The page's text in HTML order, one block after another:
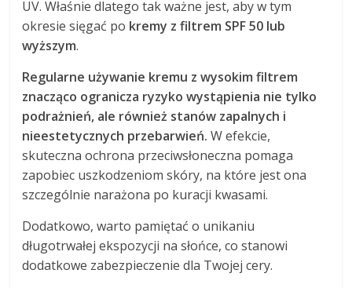
UV. Właśnie dlatego tak ważne jest, aby w tym
okresie sięgać po kremy z filtrem SPF 50 lub
wyższym.
Regularne używanie kremu z wysokim filtrem
znacząco ogranicza ryzyko wystąpienia nie tylko
podrażnień, ale również stanów zapalnych i
nieestetycznych przebarwień. W efekcie,
skuteczna ochrona przeciwsłoneczna pomaga
zapobiec uszkodzeniom skóry, na które jest ona
szczególnie narażona po kuracji kwasami.
Dodatkowo, warto pamiętać o unikaniu
długotrwałej ekspozycji na słońce, co stanowi
dodatkowe zabezpieczenie dla Twojej cery.